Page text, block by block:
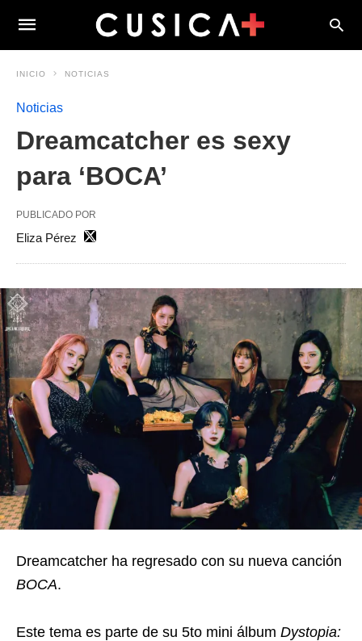
INICIO NOTICIAS
Noticias
Dreamcatcher es sexy
para ‘BOCA’
PUBLICADO POR
Eliza Pérez
Dreamcatcher ha regresado con su nueva canción
BOCA.
Este tema es parte de su 5to mini álbum Dystopia: